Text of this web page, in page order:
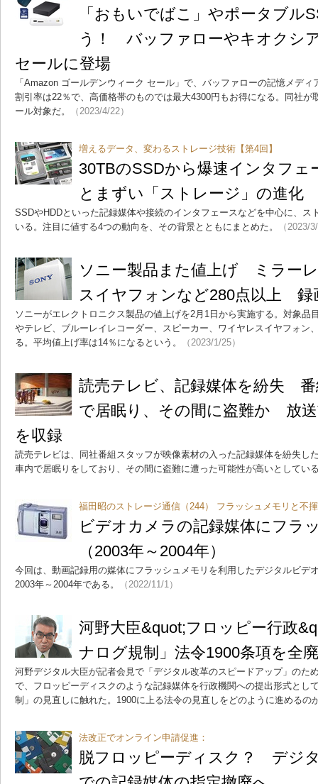
「おもいでばこ」やポータブル
う！ バッファローやキオクシ
セールに登場
「Amazon ゴールデンウィーク セール」で、バッファローの記憶メデ
割引率は22％で、高価格帯のものでは最大4300円もお得になる。同社が
ール対象だ。
（2023/4/22）
増えるデータ、変わるストレージ技術【第4回】
30TBのSSDから爆速インタフ
とまずい「ストレージ」の進化
SSDやHDDといった記録媒体や接続のインタフェースなどを中心に、ス
いる。注目に値する4つの動向を、その背景とともにまとめた。
（2023/
ソニー製品また値上げ ミラー
スイヤフォンなど280点以上 録
ソニーがエレクトロニクス製品の値上げを2月1日から実施する。対象品
やテレビ、ブルーレイレコーダー、スピーカー、ワイヤレスイヤフォン
る。平均値上げ率は14％になるという。
（2023/1/25）
読売テレビ、記録媒体を紛失
で居眠り、その間に盗難か 放
を収録
読売テレビは、同社番組スタッフが映像素材の入った記録媒体を紛失し
車内で居眠りをしており、その間に盗難に遭った可能性が高いとしてい
福田昭のストレージ通信（244） フラッシュメモリと不
ビデオカメラの記録媒体にフラ
（2003年～2004年）
今回は、動画記録用の媒体にフラッシュメモリを利用したデジタルビデ
2003年～2004年である。
（2022/11/1）
河野大臣&quot;フロッピー行政
ナログ規制」法令1900条項を全
河野デジタル大臣が記者会見で「デジタル改革のスピードアップ」のた
で、フロッピーディスクのような記録媒体を行政機関への提出形式とし
制」の見直しに触れた。1900に上る法令の見直しをどのように進めるの
法改正でオンライン申請促進：
脱フロッピーディスク？ デジ